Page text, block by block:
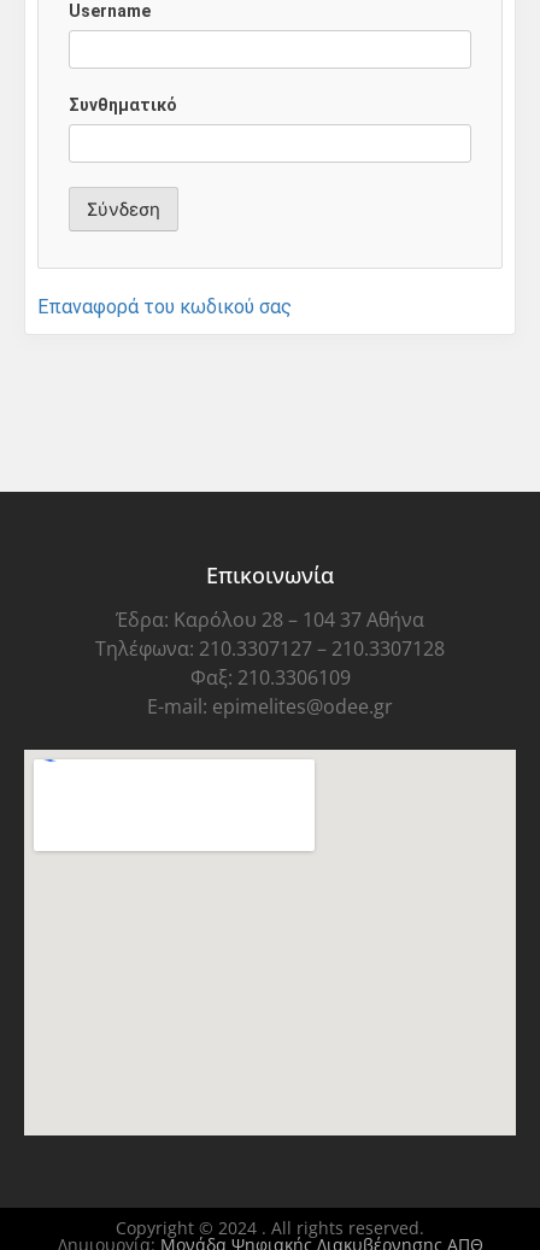
Username
Συνθηματικό
Επαναφορά του κωδικού σας
Επικοινωνία
Έδρα: Καρόλου 28 – 104 37 Αθήνα
Τηλέφωνα: 210.3307127 – 210.3307128
Φαξ: 210.3306109
E-mail: epimelites@odee.gr
Copyright © 2024 . All rights reserved.
Δημιουργία: Μονάδα Ψηφιακής Διακυβέρνησης ΑΠΘ